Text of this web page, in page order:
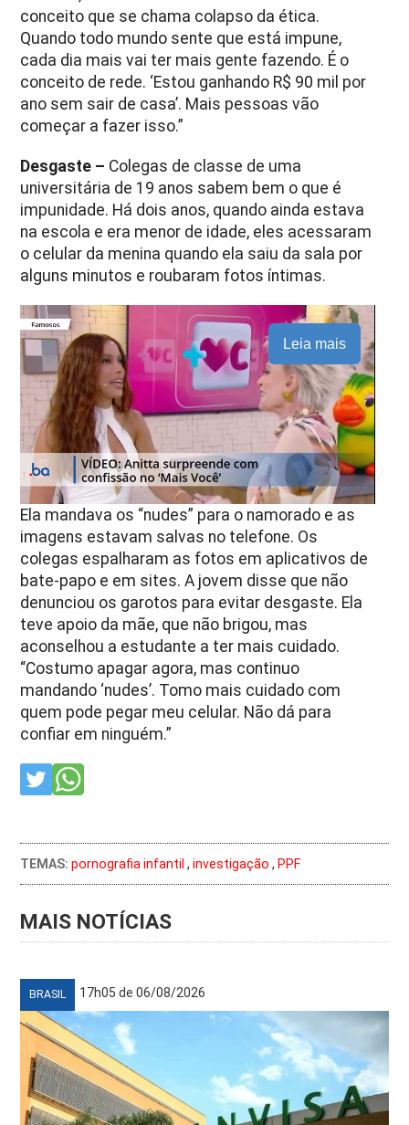
conceito que se chama colapso da ética.
Quando todo mundo sente que está impune,
cada dia mais vai ter mais gente fazendo. É o
conceito de rede. ‘Estou ganhando R$ 90 mil por
ano sem sair de casa’. Mais pessoas vão
começar a fazer isso.”
Desgaste – Colegas de classe de uma
universitária de 19 anos sabem bem o que é
impunidade. Há dois anos, quando ainda estava
na escola e era menor de idade, eles acessaram
o celular da menina quando ela saiu da sala por
alguns minutos e roubaram fotos íntimas.
Leia mais
Ela mandava os “nudes” para o namorado e as
imagens estavam salvas no telefone. Os
colegas espalharam as fotos em aplicativos de
bate-papo e em sites. A jovem disse que não
denunciou os garotos para evitar desgaste. Ela
teve apoio da mãe, que não brigou, mas
aconselhou a estudante a ter mais cuidado.
“Costumo apagar agora, mas continuo
mandando ‘nudes’. Tomo mais cuidado com
quem pode pegar meu celular. Não dá para
confiar em ninguém.”
TEMAS: pornografia infantil ,investigação , PPF
MAIS NOTÍCIAS
BRASIL 17h05 de 06/08/2026